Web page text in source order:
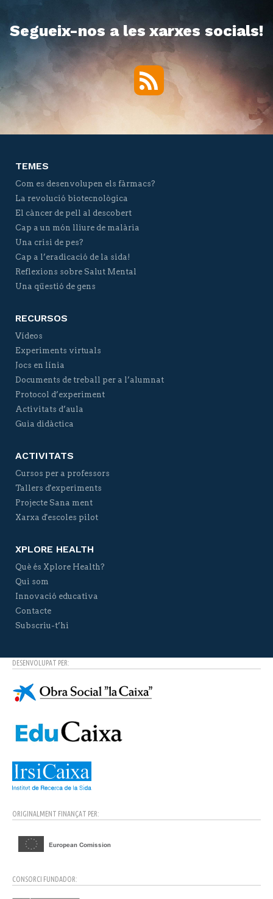
Segueix-nos a les xarxes socials!
RSS
TEMES
Com es desenvolupen els fàrmacs?
La revolució biotecnològica
El càncer de pell al descobert
Cap a un món lliure de malària
Una crisi de pes?
Cap a l’eradicació de la sida!
Reflexions sobre Salut Mental
Una qüestió de gens
RECURSOS
Vídeos
Experiments virtuals
Jocs en línia
Documents de treball per a l’alumnat
Protocol d’experiment
Activitats d’aula
Guia didàctica
ACTIVITATS
Cursos per a professors
Tallers d'experiments
Projecte Sana ment
Xarxa d'escoles pilot
XPLORE HEALTH
Què és Xplore Health?
Qui som
Innovació educativa
Contacte
Subscriu-t’hi
DESENVOLUPAT PER:
ORIGINALMENT FINANÇAT PER:
CONSORCI FUNDADOR: